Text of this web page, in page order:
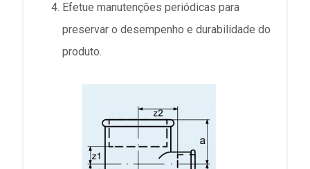
Efetue manutenções periódicas para
preservar o desempenho e durabilidade do
produto.